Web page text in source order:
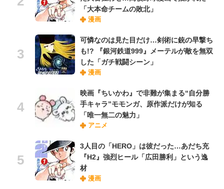
「大本命チームの敗北」
漫画
可憐なのは見た目だけ…剣術に銃の早撃ち
も!? 『銀河鉄道999』メーテルが敵を無双
した「ガチ戦闘シーン」
漫画
映画『ちいかわ』で非難が集まる“自分勝
手キャラ”モモンガ、原作派だけが知る
「唯一無二の魅力」
アニメ
3人目の「HERO」は彼だった…あだち充
『H2』強烈ヒール「広田勝利」という逸
材
漫画